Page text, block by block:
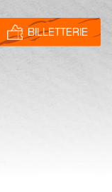
BILLETTERIE